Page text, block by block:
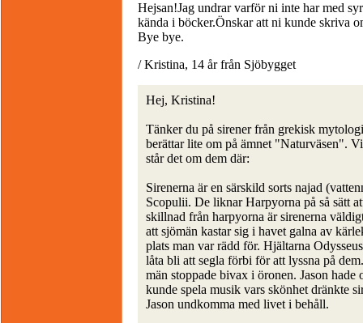
Hejsan!Jag undrar varför ni inte har med
kända i böcker.Önskar att ni kunde skriva
Bye bye.
/ Kristina, 14 år från Sjöbygget
Hej, Kristina!
Tänker du på sirener från grekisk
berättar lite om på ämnet "Naturväsen".
står det om dem där:
Sirenerna är en särskild sorts najad
Scopulii. De liknar Harpyorna på så sätt
skillnad från harpyorna är sirenerna
att sjömän kastar sig i havet galna av
plats man var rädd för. Hjältarna
låta bli att segla förbi för att lyssna på
män stoppade bivax i öronen. Jason
kunde spela musik vars skönhet dränkte
Jason undkomma med livet i behåll.